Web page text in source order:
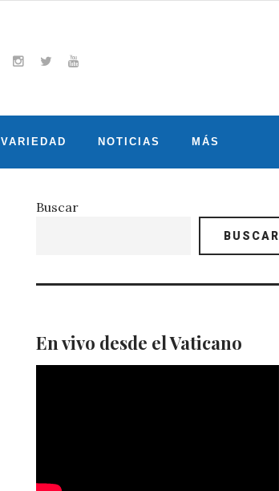
VARIEDAD NOTICIAS MÁS
Buscar
BUSCAR
En vivo desde el Vaticano